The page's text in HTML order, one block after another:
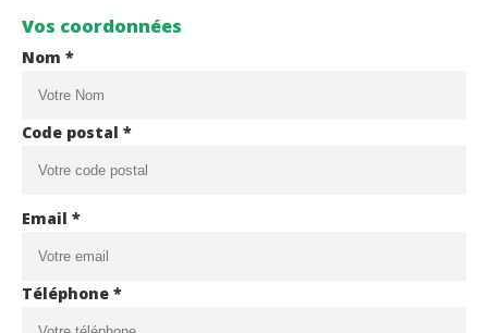
Vos coordonnées
Nom *
Code postal *
Email *
Téléphone *